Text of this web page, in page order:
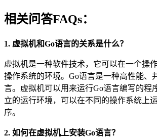
相关问答FAQs：
1. 虚拟机和Go语言的关系是什么？
虚拟机是一种软件技术，它可以在一个操
操作系统的环境。Go语言是一种高性能、
言。虚拟机可以用来运行Go语言编写的程
立的运行环境，可以在不同的操作系统上
序。
2. 如何在虚拟机上安装Go语言？